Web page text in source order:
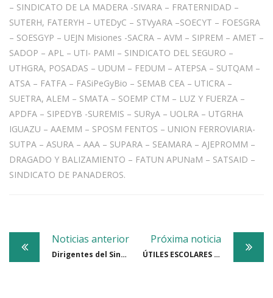
– SINDICATO DE LA MADERA -SIVARA – FRATERNIDAD –
SUTERH, FATERYH – UTEDyC – STVyARA –SOECYT – FOESGRA
– SOESGYP – UEJN Misiones -SACRA – AVM – SIPREM – AMET –
SADOP – APL – UTI- PAMI – SINDICATO DEL SEGURO –
UTHGRA, POSADAS – UDUM – FEDUM – ATEPSA – SUTQAM –
ATSA – FATFA – FASiPeGyBio – SEMAB CEA – UTICRA –
SUETRA, ALEM – SMATA – SOEMP CTM – LUZ Y FUERZA –
APDFA – SIPEDYB -SUREMIS – SURyA – UOLRA – UTGRHA
IGUAZU – AAEMM – SPOSM FENTOS – UNION FERROVIARIA-
SUTPA – ASURA – AAA – SUPARA – SEAMARA – AJEPROMM –
DRAGADO Y BALIZAMIENTO – FATUN APUNaM – SATSAID –
SINDICATO DE PANADEROS.
Post
navigation
Noticias anterior
Dirigentes del Sindicato y empresarios abordaron la realidad política y económica del país
Próxima noticia
ÚTILES ESCOLARES 2024: inscripciones hasta el 19 de enero